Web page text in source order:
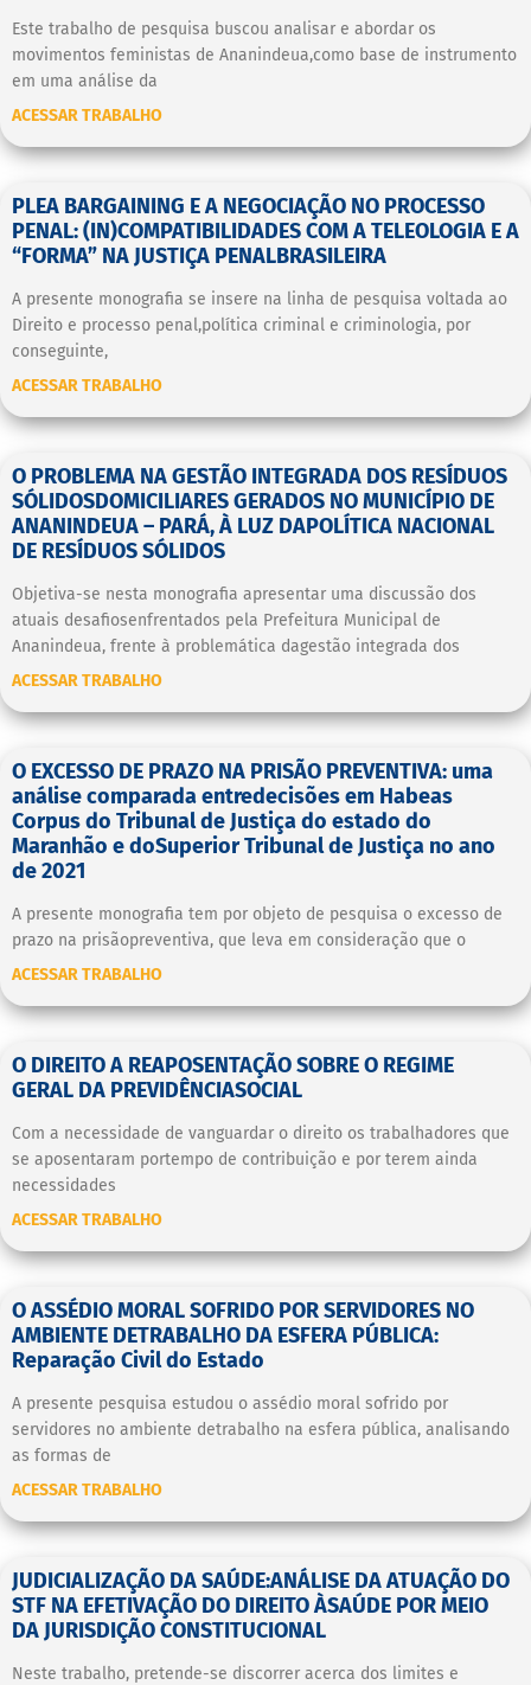
Este trabalho de pesquisa buscou analisar e abordar os
movimentos feministas de Ananindeua,como base de instrumento
em uma análise da
ACESSAR TRABALHO
PLEA BARGAINING E A NEGOCIAÇÃO NO PROCESSO
PENAL: (IN)COMPATIBILIDADES COM A TELEOLOGIA E A
“FORMA” NA JUSTIÇA PENALBRASILEIRA
A presente monografia se insere na linha de pesquisa voltada ao
Direito e processo penal,política criminal e criminologia, por
conseguinte,
ACESSAR TRABALHO
O PROBLEMA NA GESTÃO INTEGRADA DOS RESÍDUOS
SÓLIDOSDOMICILIARES GERADOS NO MUNICÍPIO DE
ANANINDEUA – PARÁ, À LUZ DAPOLÍTICA NACIONAL
DE RESÍDUOS SÓLIDOS
Objetiva-se nesta monografia apresentar uma discussão dos
atuais desafiosenfrentados pela Prefeitura Municipal de
Ananindeua, frente à problemática dagestão integrada dos
ACESSAR TRABALHO
O EXCESSO DE PRAZO NA PRISÃO PREVENTIVA: uma
análise comparada entredecisões em Habeas
Corpus do Tribunal de Justiça do estado do
Maranhão e doSuperior Tribunal de Justiça no ano
de 2021
A presente monografia tem por objeto de pesquisa o excesso de
prazo na prisãopreventiva, que leva em consideração que o
ACESSAR TRABALHO
O DIREITO A REAPOSENTAÇÃO SOBRE O REGIME
GERAL DA PREVIDÊNCIASOCIAL
Com a necessidade de vanguardar o direito os trabalhadores que
se aposentaram portempo de contribuição e por terem ainda
necessidades
ACESSAR TRABALHO
O ASSÉDIO MORAL SOFRIDO POR SERVIDORES NO
AMBIENTE DETRABALHO DA ESFERA PÚBLICA:
Reparação Civil do Estado
A presente pesquisa estudou o assédio moral sofrido por
servidores no ambiente detrabalho na esfera pública, analisando
as formas de
ACESSAR TRABALHO
JUDICIALIZAÇÃO DA SAÚDE:ANÁLISE DA ATUAÇÃO DO
STF NA EFETIVAÇÃO DO DIREITO ÀSAÚDE POR MEIO
DA JURISDIÇÃO CONSTITUCIONAL
Neste trabalho, pretende-se discorrer acerca dos limites e